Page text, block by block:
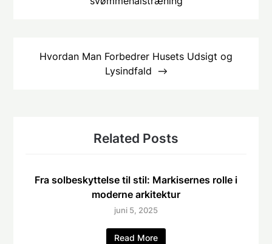
Hvordan Man Forbedrer Husets Udsigt og
Lysindfald
Related Posts
Fra solbeskyttelse til stil: Markisernes rolle i
moderne arkitektur
juni 5, 2025
Read More